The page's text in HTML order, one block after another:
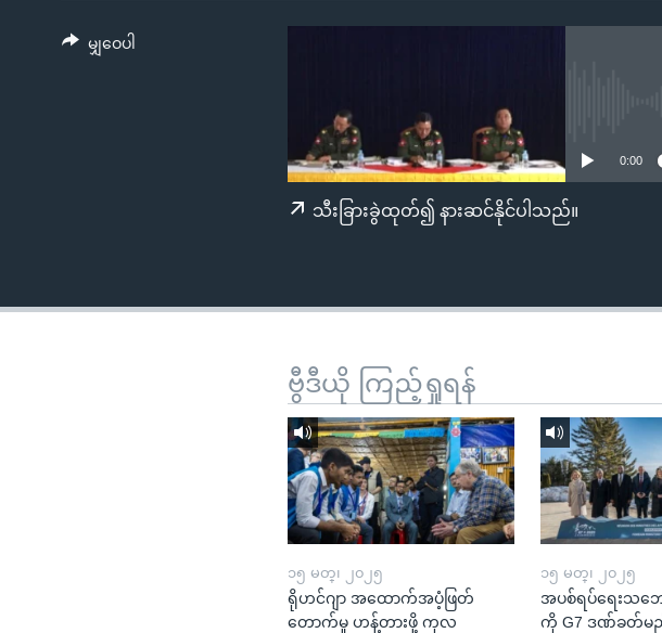
ရန်
မကြေးမုံရဲ့ အင်္ဂလိပ်စာ
ရေဒီယို
ရေဒီယိုနှင့်ရုပ်သံ အချက်အလက်များ
0:00
သီးခြားခွဲထုတ်၍ နားဆင်နိုင်ပါသည်။
မျှဝေပါ
ဗွီဒီယို ကြည့်ရှုရန်
၁၅ မတ္၊ ၂၀၂၅
ရိုဟင်ဂျာ အထောက်အပံ့ဖြတ်
တောက်မှု ဟန့်တားဖို့ ကုလ
၁၅ မတ္၊ ၂၀၂၅
အပစ်ရပ်ရေးသဘ
ကို G7 ဒဏ်ခတ်မ